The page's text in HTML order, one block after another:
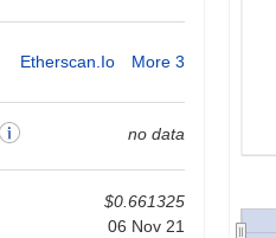
Etherscan.io More 3
no data
$0.661325
06 Nov 21